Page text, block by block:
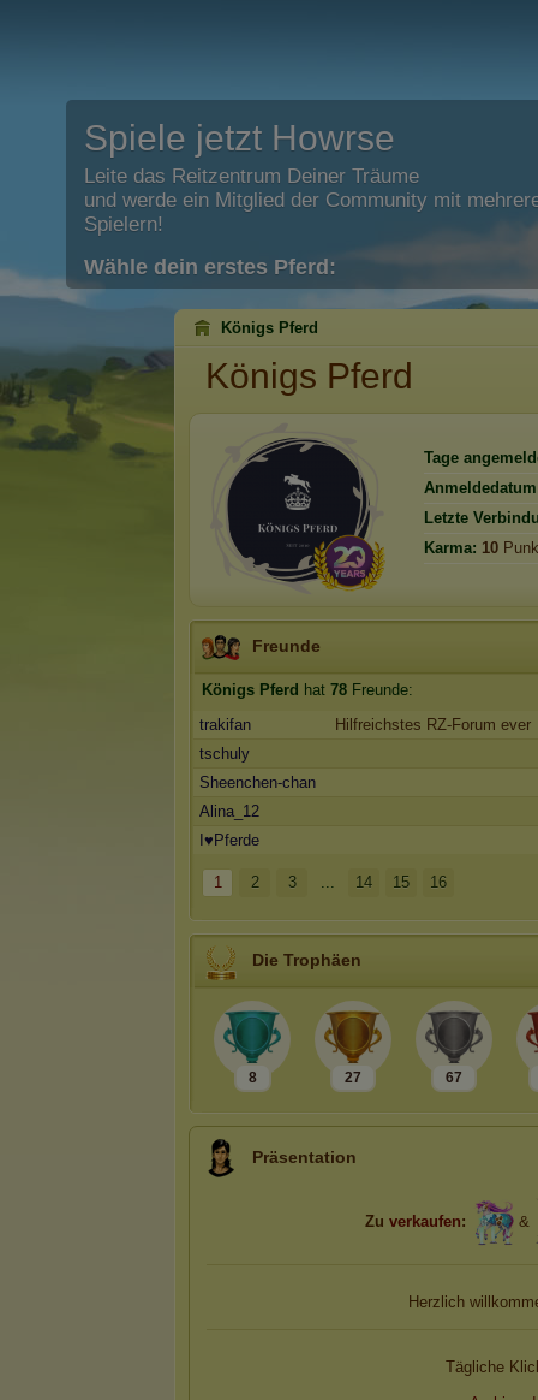
Spiele jetzt Howrse
Leite das Reitzentrum Deiner Träume
und werde ein Mitglied der Community mit
Spielern!
Wähle dein erstes Pferd:
Königs Pferd
Königs Pferd
Tage
Letzte
Karma: 10
Freunde
Königs Pferd hat 78 Freunde:
trakifan
Hilfreichstes RZ-Forum ever
tschuly
Sheenchen-chan
Alina_12
I♥Pferde
1 2 3 ... 14 15 16
Die Trophäen
8 27 67
Präsentation